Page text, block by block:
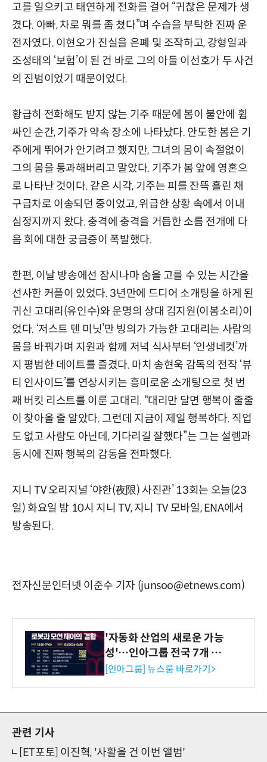
고를 일으키고 태연하게 전화를 걸어 “귀찮은 문제가 생
겼다. 아빠, 차로 뭐를 좀 쳤다”며 수습을 부탁한 진짜 운
전자였다. 이현오가 진실을 은폐 및 조작하고, 강형일과
조성태의 ‘보험’이 된 건 바로 그의 아들 이선호가 두 사건
의 진범이었기 때문이었다.
황급히 전화해도 받지 않는 기주 때문에 봄이 불안에 휩
싸인 순간, 기주가 약속 장소에 나타났다. 안도한 봄은 기
주에게 뛰어가 안기려고 했지만, 그녀의 몸이 속절없이
그의 몸을 통과해버리고 말았다. 기주가 봄 앞에 영혼으
로 나타난 것이다. 같은 시각, 기주는 피를 잔뜩 흘린 채
구급차로 이송되던 중이었고, 위급한 상황 속에서 이내
심정지까지 왔다. 충격에 충격을 거듭한 소름 전개에 다
음 회에 대한 궁금증이 폭발했다.
한편, 이날 방송에선 잠시나마 숨을 고를 수 있는 시간을
선사한 커플이 있었다. 3년만에 드디어 소개팅을 하게 된
귀신 고대리(유인수)와 운명의 상대 김지원(이봄소리)이
었다. ‘저스트 텐 미닛’만 빙의가 가능한 고대리는 사람의
몸을 바꿔가며 지원과 함께 저녁 식사부터 ‘인생네컷’까
지 평범한 데이트를 즐겼다. 마치 송현욱 감독의 전작 ‘뷰
티 인사이드’를 연상시키는 흥미로운 소개팅으로 첫 번
째 버킷 리스트를 이룬 고대리. “대리만 달면 행복이 줄줄
이 찾아올 줄 알았다. 그런데 지금이 제일 행복하다. 직업
도 없고 사람도 아닌데, 기다리길 잘했다”는 그는 설렘과
동시에 진짜 행복의 감동을 전파했다.
지니 TV 오리지널 ‘야한(夜限) 사진관’ 13회는 오늘(23
일) 화요일 밤 10시 지니 TV, 지니 TV 모바일, ENA에서
방송된다.
전자신문인터넷 이준수 기자 (junsoo@etnews.com)
'자동화 산업의 새로운 가능
성'…인아그룹 전국 7개 도
시 세미나 페어 개최
[인아그룹] 뉴스룸 바로가기>
관련 기사
[ET포토] 이진혁, '사활을 건 이번 앨범'